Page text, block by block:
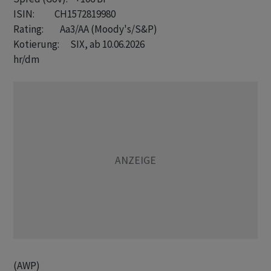
ISIN:           CH1572819980
Rating:         Aa3/AA (Moody's/S&P)
hr/dm
(AWP)